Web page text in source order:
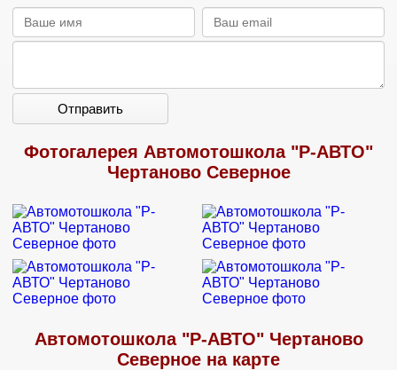
Отправить
Фотогалерея Автомотошкола "Р-АВТО"
Чертаново Северное
Автомотошкола "Р-АВТО" Чертаново
Северное на карте